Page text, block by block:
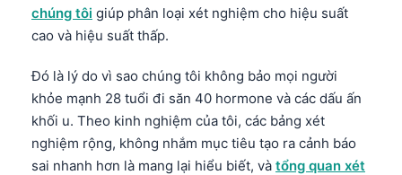
chúng tôi giúp phân loại xét nghiệm cho hiệu suất
cao và hiệu suất thấp.
Đó là lý do vì sao chúng tôi không bảo mọi người
khỏe mạnh 28 tuổi đi săn 40 hormone và các dấu ấn
khối u. Theo kinh nghiệm của tôi, các bảng xét
nghiệm rộng, không nhắm mục tiêu tạo ra cảnh báo
sai nhanh hơn là mang lại hiểu biết, và tổng quan xét